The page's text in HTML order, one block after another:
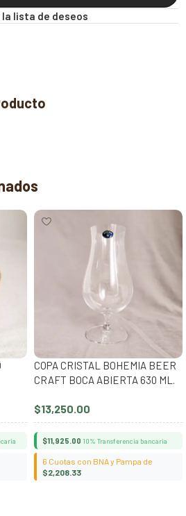
la lista de deseos
COPA CRISTAL BOHEMIA BEER
CRAFT BOCA ABIERTA 630 ML.
$13,250.00
$11,925.00 10% Transferencia bancaria
6 Cuotas con BNA y Pampa de
$2,208.33